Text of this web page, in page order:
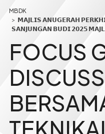
𝗠𝗔𝗝𝗟𝗜𝗦 𝗔𝗡𝗨𝗚𝗘𝗥𝗔𝗛
𝗦𝗔𝗡𝗝𝗨𝗡𝗚𝗔𝗡 𝗕𝗨𝗗𝗜 𝟮𝟬𝟮𝟱
FOCUS